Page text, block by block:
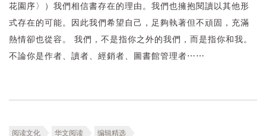
花園序〉）我們相信書存在的理由。我們也擁抱閱讀以其他形
式存在的可能。因此我們希望自己，足夠執著但不頑固，充滿
熱情卻也從容。 我們，不是指你之外的我們，而是指你和我。
不論你是作者、讀者、經銷者、圖書館管理者⋯⋯
阅读文化 华文阅读 编辑精选